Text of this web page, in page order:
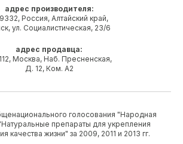
адрес производителя:
Россия, Алтайский край,
ул. Социалистическая, 23/6
адрес продавца:
Москва, Наб. Пресненская,
Д. 12, Ком. А2
голосования "Народная
препараты для укрепления
качества жизни" за 2009, 2011 и 2013 гг.